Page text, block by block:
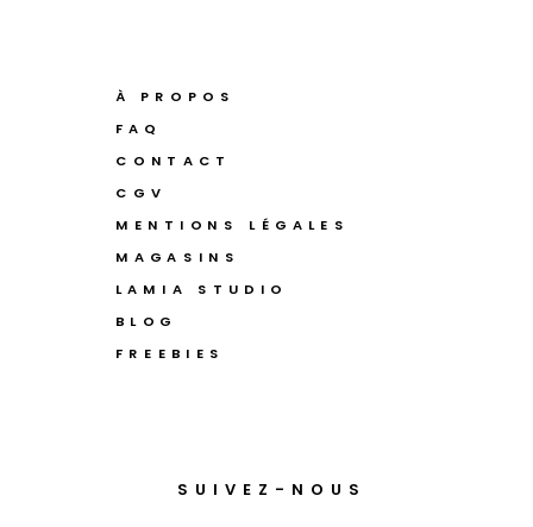
À PROPOS
FAQ
CONTACT
CGV
MENTIONS LÉGALES
MAGASINS
LAMIA STUDIO
BLOG
FREEBIES
SUIVEZ-NOUS